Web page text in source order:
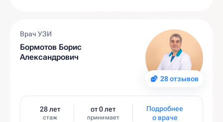
28 отзывов
Врач УЗИ
Бормотов Борис
Александрович
28 лет
стаж
от 0 лет
принимает
Подробнее
о враче